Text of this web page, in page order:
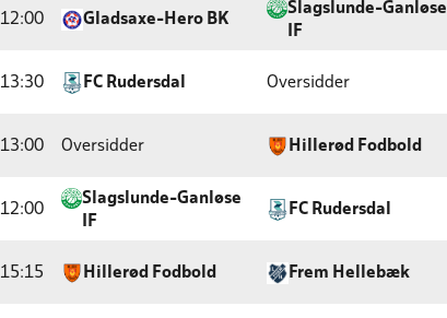
12:00 Gladsaxe-Hero BK
Slagslunde-Ganløse
IF
13:30 FC Rudersdal Oversidder
13:00 Oversidder Hillerød Fodbold
12:00
Slagslunde-Ganløse
IF
FC Rudersdal
15:15 Hillerød Fodbold Frem Hellebæk